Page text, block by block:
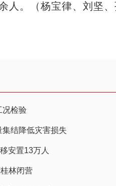
人。（杨宝律、刘坚、
况检验
结降低灾害损失
安置13万人
林闭营